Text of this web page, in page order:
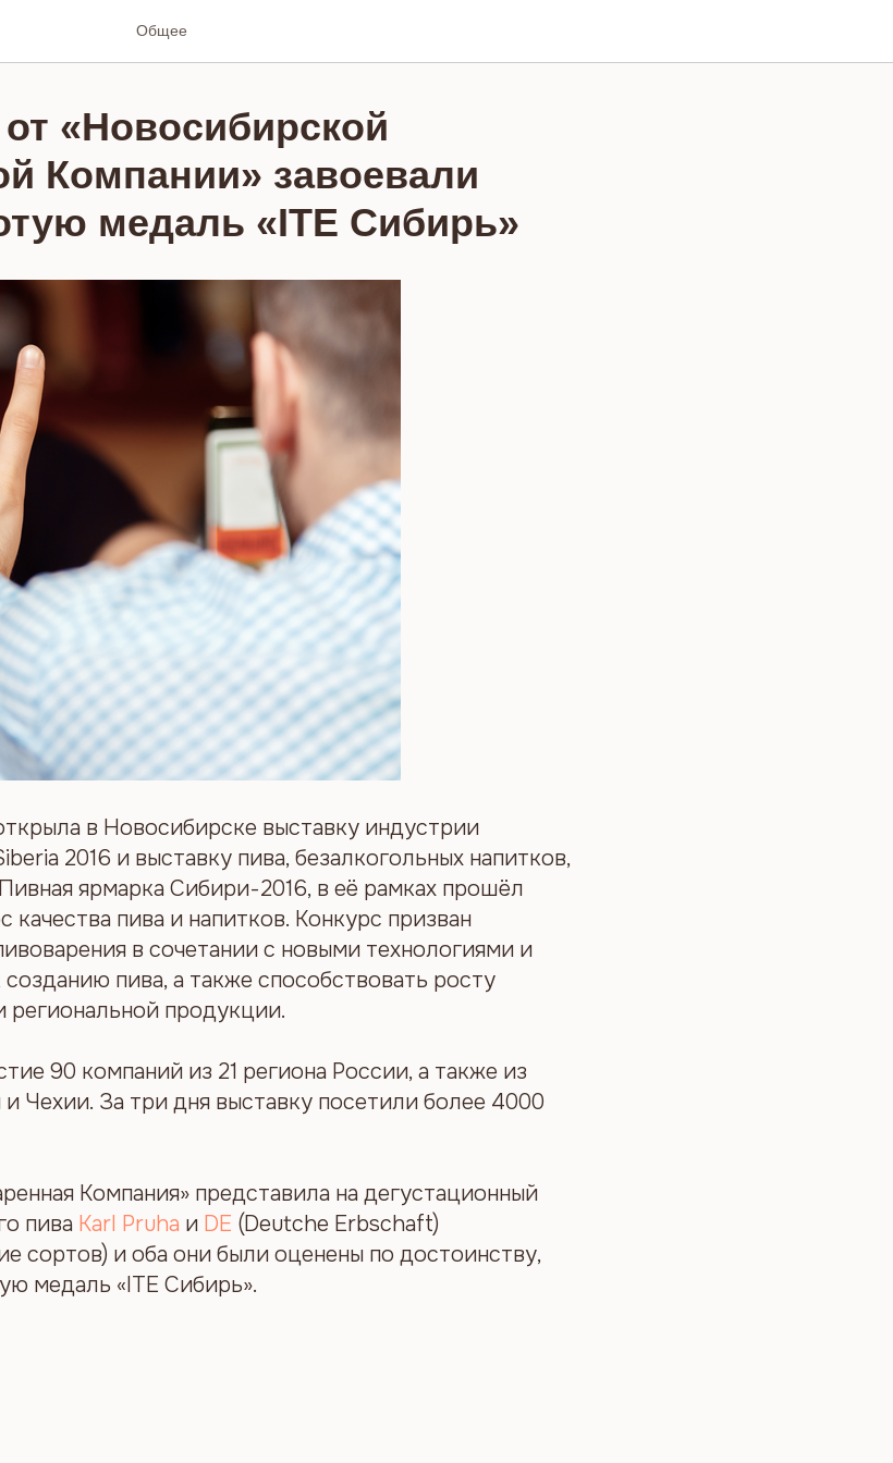
Общее
«Новосибирской
Компании» завоевали
медаль «ITE Сибирь»
в Новосибирске выставку индустрии
2016 и выставку пива, безалкогольных напитков,
ярмарка Сибири-2016, в её рамках прошёл
качества пива и напитков. Конкурс призван
в сочетании с новыми технологиями и
пива, а также способствовать росту
региональной продукции.
90 компаний из 21 региона России, а также из
и Чехии. За три дня выставку посетили более 4000
Компания» представила на дегустационный
пива Karl Pruha и DE (Deutche Erbschaft)
сортов) и оба они были оценены по достоинству,
медаль «ITE Сибирь».